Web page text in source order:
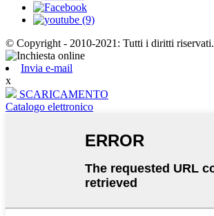
© Copyright - 2010-2021: Tutti i diritti riservati.
Invia e-mail
x
SCARICAMENTO
Catalogo elettronico